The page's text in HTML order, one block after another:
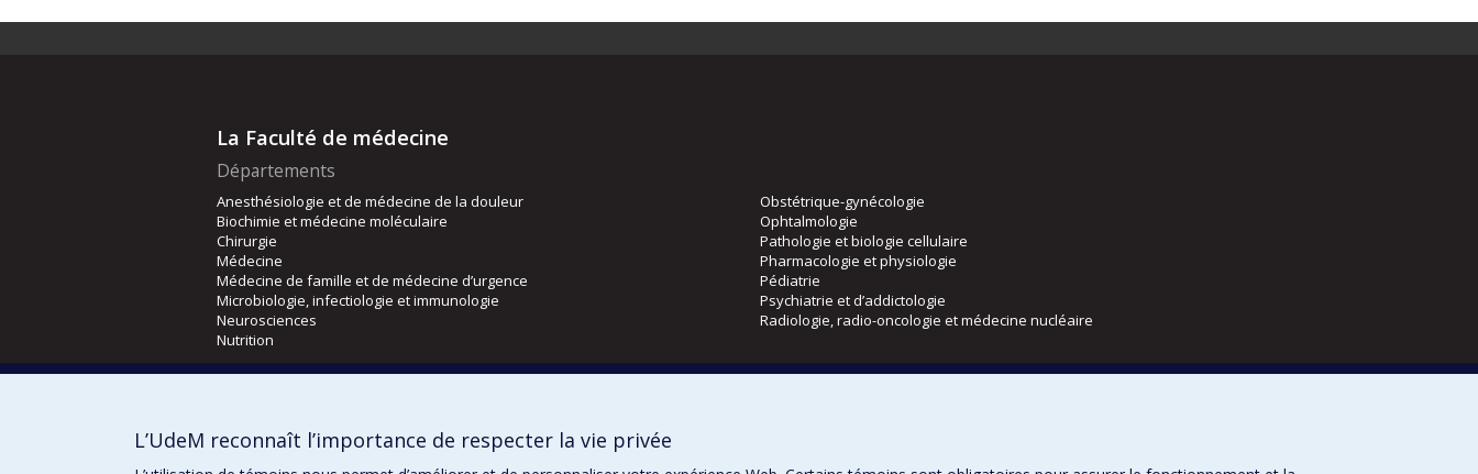
La Faculté de médecine
Départements
Anesthésiologie et de médecine de la douleur
Biochimie et médecine moléculaire
Chirurgie
Médecine
Médecine de famille et de médecine d’urgence
Microbiologie, infectiologie et immunologie
Neurosciences
Nutrition
Obstétrique-gynécologie
Ophtalmologie
Pathologie et biologie cellulaire
Pharmacologie et physiologie
Pédiatrie
Psychiatrie et d’addictologie
Radiologie, radio-oncologie et médecine nucléaire
Orthophonie et audiologie
L’UdeM reconnaît l’importance de respecter la vie privée